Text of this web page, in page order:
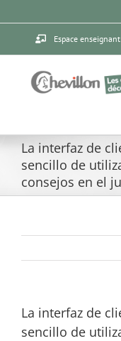
au
Espace enseignant
La interfaz de
sencillo de
consejos en el
La interfaz de
sencillo de